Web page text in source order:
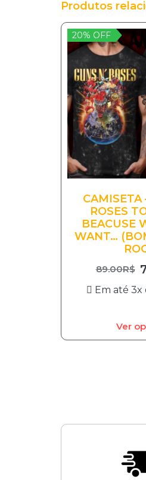
Produtos
20% OFF
CAMISETA
ROSES
BEACUSE
WANT…
89.00R$
Em até 3x
Ver